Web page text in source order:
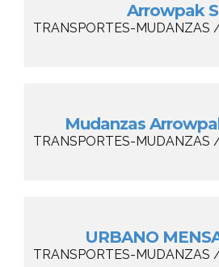
Arrowpak
TRANSPORTES-
Mudanzas
TRANSPORTES-
URBANO
TRANSPORTES-